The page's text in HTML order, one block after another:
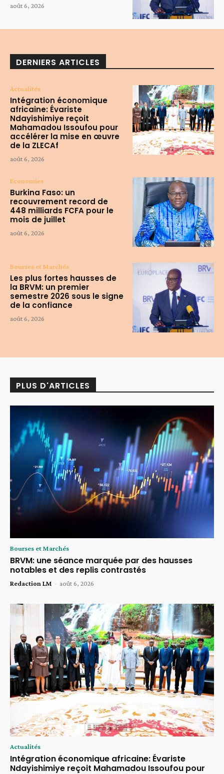
août 6, 2026
DERNIERS ARTICLES
Actualités
Intégration économique
africaine: Évariste
Ndayishimiye reçoit
Mahamadou Issoufou pour
accélérer la mise en œuvre
de la ZLECAf
août 6, 2026
Economies
Burkina Faso: un
recouvrement record de
448 milliards FCFA pour le
mois de juillet
août 6, 2026
Bourses et Marchés
Les plus fortes hausses de
la BRVM: un premier
semestre 2026 sous le signe
de la confiance
août 6, 2026
PLUS D'ARTICLES
Bourses et Marchés
BRVM: une séance marquée par des hausses
notables et des replis contrastés
Redaction LM - août 6, 2026
Actualités
Intégration économique africaine: Évariste
Ndayishimiye reçoit Mahamadou Issoufou pour